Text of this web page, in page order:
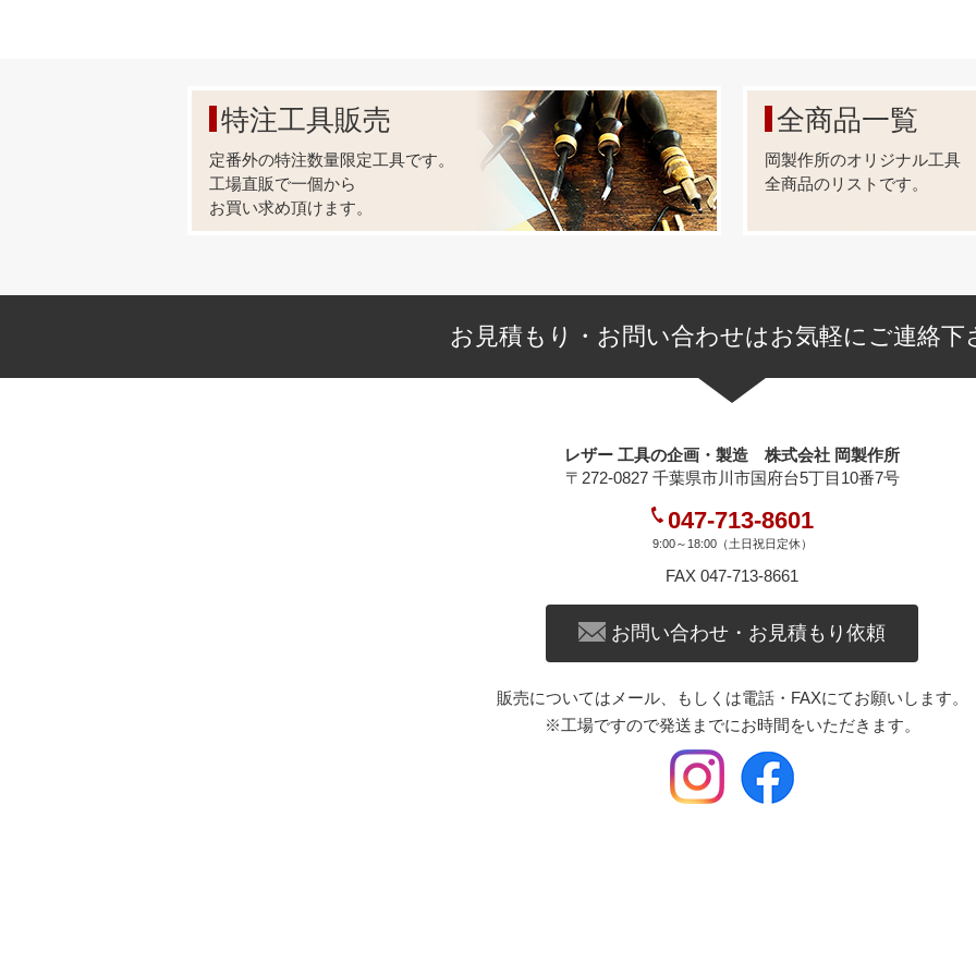
特注工具販売
定番外の特注数量限定工具です。
工場直販で一個から
お買い求め頂けます。
全商品一覧
岡製作所のオリジナル工具
全商品のリストです。
お見積もり・お問い合わせはお気軽にご連絡下
レザー 工具の企画・製造 株式会社 岡製作所
〒272-0827 千葉県市川市国府台5丁目10番7号
047-713-8601
9:00～18:00（土日祝日定休）
FAX 047-713-8661
お問い合わせ・お見積もり依頼
販売についてはメール、もしくは電話・FAXにてお願いします。
※工場ですので発送までにお時間をいただきます。